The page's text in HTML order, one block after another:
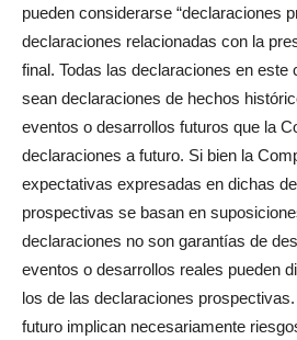
pueden considerarse “declaraciones
declaraciones relacionadas con la
final. Todas las declaraciones en este
sean declaraciones de hechos
eventos o desarrollos futuros que la
declaraciones a futuro. Si bien la
expectativas expresadas en dichas
prospectivas se basan en
declaraciones no son garantías de
eventos o desarrollos reales pueden
los de las declaraciones
futuro implican necesariamente